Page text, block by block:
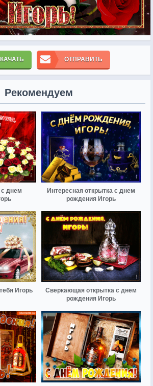
ОТПРАВИТЬ
Рекомендуем
с днем
Интересная открытка с днем
рождения Игорь
Игорь
Сверкающая открытка с днем
рождения Игорь